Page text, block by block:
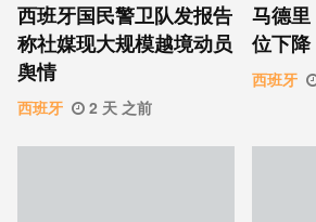
西班牙国民警卫队发报告
称社媒现大规模越境动员
舆情
西班牙 2 天 之前
马德
位下降
西班牙